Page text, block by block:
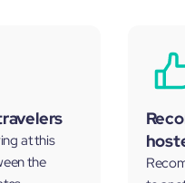
at this
the